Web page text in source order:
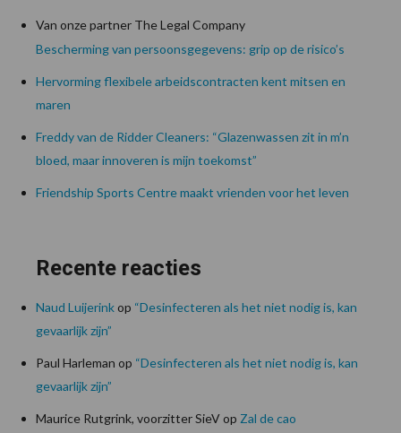
Van onze partner The Legal Company
Bescherming van persoonsgegevens: grip op de risico’s
Hervorming flexibele arbeidscontracten kent mitsen en
maren
Freddy van de Ridder Cleaners: “Glazenwassen zit in m’n
bloed, maar innoveren is mijn toekomst”
Friendship Sports Centre maakt vrienden voor het leven
Recente reacties
Naud Luijerinkop “Desinfecteren als het niet nodig is, kan
gevaarlijk zijn”
Paul Harleman op “Desinfecteren als het niet nodig is, kan
gevaarlijk zijn”
Maurice Rutgrink, voorzitter SieVop Zal de cao